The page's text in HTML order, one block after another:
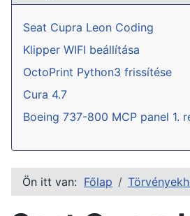
Seat Cupra Leon Coding
Klipper WIFI beállítása
OctoPrint Python3 frissítése
Cura 4.7
Boeing 737-800 MCP panel 1.
Ön itt van: Főlap